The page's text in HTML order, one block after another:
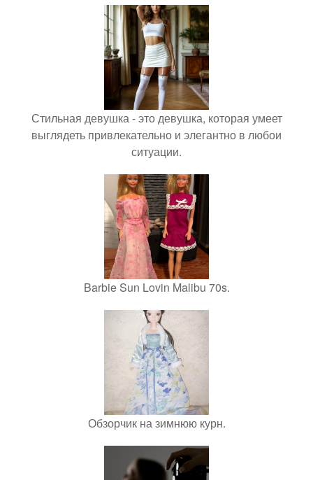
Стильная девушка - это девушка, которая умеет
выглядеть привлекательно и элегантно в любои
ситуации.
Barbie Sun Lovin Malibu 70s.
Обзорчик на зимнюю курн.